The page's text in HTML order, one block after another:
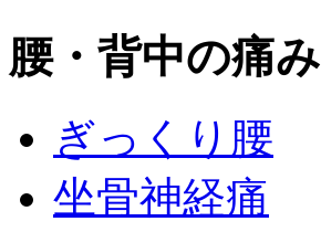
腰・背中の痛み
ぎっくり腰
坐骨神経痛